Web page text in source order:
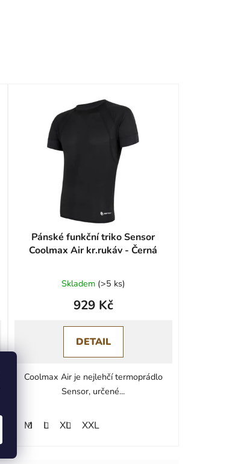
Pánské funkční triko Sensor
Coolmax Air kr.rukáv - Černá
Skladem (>5 ks)
929 Kč
DETAIL
Coolmax Air je nejlehčí termoprádlo
Sensor, určené...
M L XL XXL